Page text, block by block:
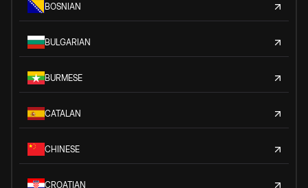
BOSNIAN
BULGARIAN
BURMESE
CATALAN
CHINESE
CROATIAN